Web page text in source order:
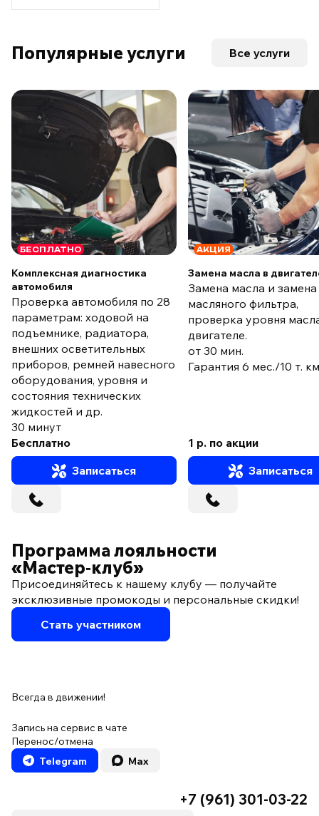
Популярные услуги Все услуги
БЕСПЛАТНО
Комплексная диагностика
автомобиля
Проверка автомобиля по 28
параметрам: ходовой на
подъемнике, радиатора,
внешних осветительных
приборов, ремней навесного
оборудования, уровня и
состояния технических
жидкостей и др.
30 минут
Бесплатно
Записаться
АКЦИЯ
Замена масла в
Замена масла и замена
масляного фильтра,
проверка уровня
двигателе.
от 30 мин.
Гарантия 6 мес./10 т.
1 р. по акции
Записаться
Программа лояльности
«Мастер‑клуб»
Присоединяйтесь к нашему клубу — получайте
эксклюзивные промокоды и персональные скидки!
Стать участником
Всегда в движении!
Запись на сервис в чате
Перенос/отмена
Telegram
Max
+7 (961) 301-03-22